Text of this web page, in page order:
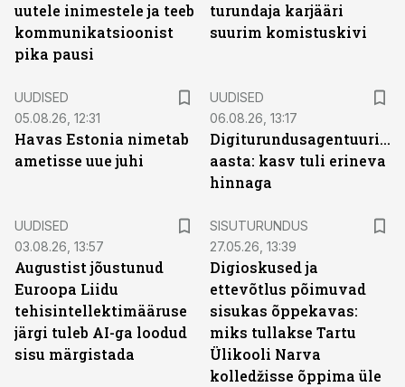
uutele inimestele ja teeb
kommunikatsioonist
pika pausi
turundaja karjääri
suurim komistuskivi
UUDISED
05.08.26, 12:31
Havas Estonia nimetab
ametisse uue juhi
UUDISED
06.08.26, 13:17
Digiturundusagentuuride
aasta: kasv tuli erineva
hinnaga
UUDISED
03.08.26, 13:57
Augustist jõustunud
Euroopa Liidu
tehisintellektimääruse
järgi tuleb AI-ga loodud
sisu märgistada
SISUTURUNDUS
27.05.26, 13:39
Digioskused ja
ettevõtlus põimuvad
sisukas õppekavas:
miks tullakse Tartu
Ülikooli Narva
kolledžisse õppima üle